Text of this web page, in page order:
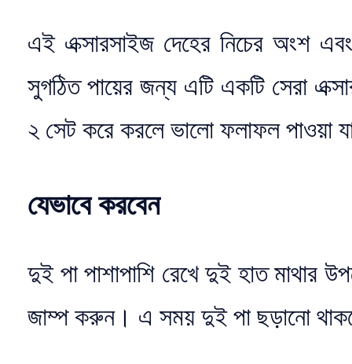
এই এক্সারসাইজ দেহের নিচের অংশ
সুগঠিত পায়ের জন্য এটি একটি সেরা
২ সেট করে করলে ভালো ফলাফল পাওয়া
যেভাবে করবেন
দুই পা পাশাপাশি রেখে দুই হাত মাথার
জাম্প করুন। এ সময় দুই পা ছড়ানো